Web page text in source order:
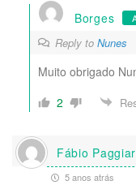
Borges
Reply to Nunes
Muito obrigado
2
Fábio
5 anos atrás